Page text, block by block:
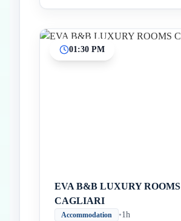
01:30 PM
EVA B&B LUXURY ROOMS
CAGLIARI
Accommodation •1h